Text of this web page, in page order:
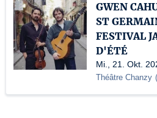
GWEN
ST
FESTIVAL
D'ÉTÉ
Mi., 21. Okt.
Théâtre Chanzy (